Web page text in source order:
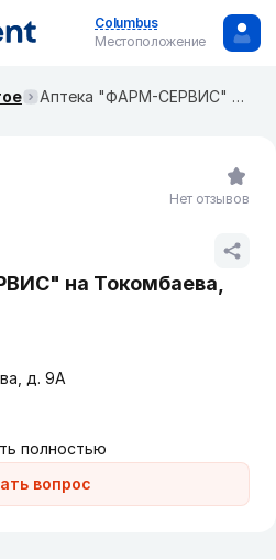
Columbus
Местоположение
Аптека "ФАРМ-CЕРВИС" на Токомбаева, 9а
на Токомбаева,
вопрос
д. 9А
полностью
Нет отзывов